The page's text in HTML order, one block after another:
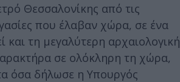
Θεσσαλονίκης από τις
που έλαβαν χώρα, σε ένα
και τη μεγαλύτερη αρχαιολογική
σε ολόκληρη τη χώρα,
όσα δήλωσε η Υπουργός